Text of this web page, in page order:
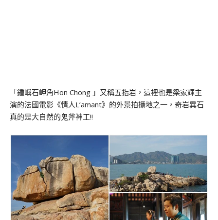
「鍾嶼石岬角Hon Chong 」又稱五指岩，這裡也是梁家輝主
演的法國電影《情人L’amant》的外景拍攝地之一，奇岩異石
真的是大自然的鬼斧神工!!